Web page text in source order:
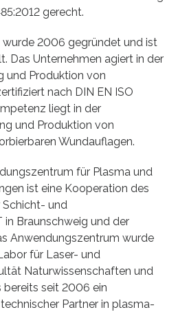
gerecht.
2006 gegründet und ist
Das Unternehmen agiert in der
und Produktion von
nach DIN EN ISO
liegt in der
und Produktion von
Wundauflagen.
für Plasma und
ist eine Kooperation des
Schicht- und
in Braunschweig und der
Anwendungszentrum wurde
für Laser- und
Naturwissenschaften und
bereits seit 2006 ein
Partner in plasma-